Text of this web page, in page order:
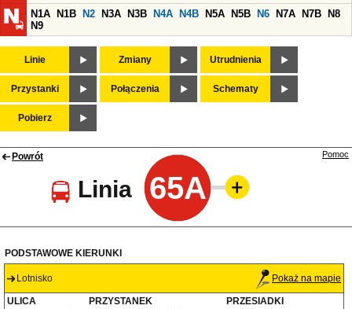
N1A
N1B N2 N3A N3B N4A N4B N5A N5B N6 N7A N7B
N8
N9
Linie Zmiany Utrudnienia
Przystanki Połączenia Schematy
Pobierz
Powrót
Linia 65A
Pomoc
PODSTAWOWE KIERUNKI
Lotnisko Pokaż na mapie
ULICA PRZYSTANEK
PRZESIADKI